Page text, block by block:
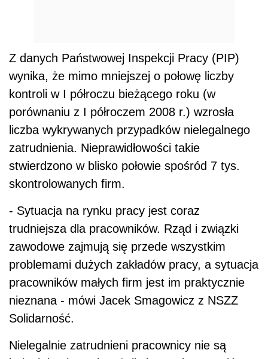
Z danych Państwowej Inspekcji Pracy (PIP)
wynika, że mimo mniejszej o połowę liczby
kontroli w I półroczu bieżącego roku (w
porównaniu z I półroczem 2008 r.) wzrosła
liczba wykrywanych przypadków nielegalnego
zatrudnienia. Nieprawidłowości takie
stwierdzono w blisko połowie spośród 7 tys.
skontrolowanych firm.
- Sytuacja na rynku pracy jest coraz
trudniejsza dla pracowników. Rząd i związki
zawodowe zajmują się przede wszystkim
problemami dużych zakładów pracy, a sytuacja
pracowników małych firm jest im praktycznie
nieznana - mówi Jacek Smagowicz z NSZZ
Solidarność.
Nielegalnie zatrudnieni pracownicy nie są